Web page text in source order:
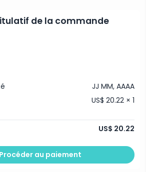
de la commande
JJ MM, AAAA
US$ 20.22 × 1
US$ 20.22
Procéder au paiement